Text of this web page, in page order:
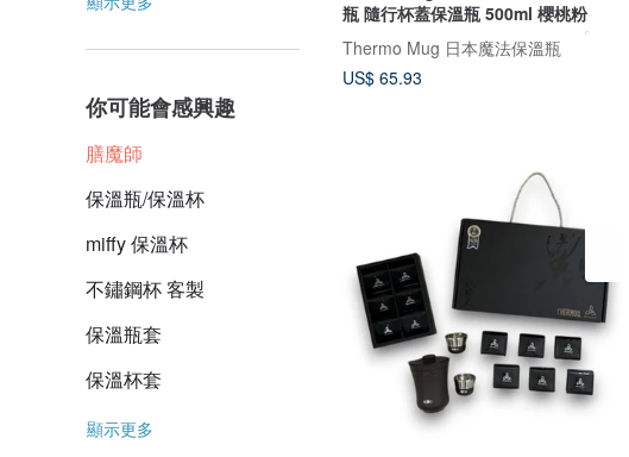
你可能會感興趣
膳魔師
保溫瓶/保溫杯
miffy 保溫杯
不鏽鋼杯 客製
保溫瓶套
保溫杯套
顯示更多
瓶 隨行杯蓋保溫瓶 500ml 櫻桃粉
Thermo Mug 日本魔法保溫瓶
US$ 65.93